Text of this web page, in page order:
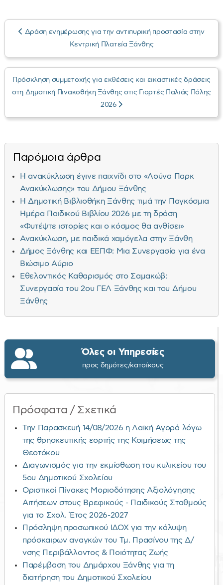
Δράση ενημέρωσης για την αντιπυρική προστασία στην
Κεντρική Πλατεία Ξάνθης
Πρόσκληση συμμετοχής για εκθέσεις και εικαστικές δράσεις
στη Δημοτική Πινακοθήκη Ξάνθης στις Γιορτές Παλιάς Πόλης
2026
Παρόμοια άρθρα
Η ανακύκλωση έγινε παιχνίδι στο «Λούνα Παρκ
Ανακύκλωσης» του Δήμου Ξάνθης
Η Δημοτική Βιβλιοθήκη Ξάνθης τιμά την Παγκόσμια
Ημέρα Παιδικού Βιβλίου 2026 με τη δράση
«Φυτέψτε ιστορίες και ο κόσμος θα ανθίσει»
Ανακύκλωση, με παιδικά χαμόγελα στην Ξάνθη
Δήμος Ξάνθης και ΕΕΠΦ: Μια Συνεργασία για ένα
Βιώσιμο Αύριο
Εθελοντικός Καθαρισμός στο Σαμακώβ:
Συνεργασία του 2ου ΓΕΛ Ξάνθης και του Δήμου
Ξάνθης
Όλες οι Υπηρεσίες
προς δημότες/κατοίκους
Πρόσφατα / Σχετικά
Την Παρασκευή 14/08/2026 η Λαϊκή Αγορά λόγω
της θρησκευτικής εορτής της Κοιμήσεως της
Θεοτόκου
Διαγωνισμός για την εκμίσθωση του κυλικείου του
5ου Δημοτικού Σχολείου
Οριστικοί Πίνακες Μοριοδότησης Αξιολόγησης
Αιτήσεων στους Βρεφικούς - Παιδικούς Σταθμούς
για το Σχολ. Έτος 2026-2027
Πρόσληψη προσωπικού ΙΔΟΧ για την κάλυψη
πρόσκαιρων αναγκών του Τμ. Πρασίνου της Δ/
νσης Περιβάλλοντος & Ποιότητας Ζωής
Παρέμβαση του Δημάρχου Ξάνθης για τη
διατήρηση του Δημοτικού Σχολείου